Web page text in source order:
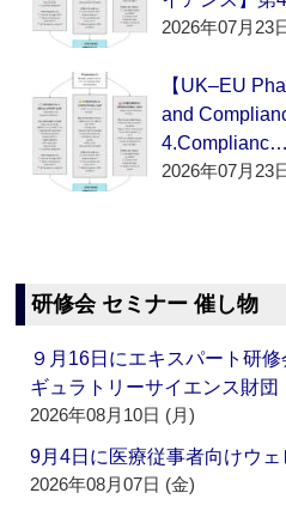
2026年07月23
【UK–EU
and
4.Complianc…
2026年07月23
研修会 セミナー 催し物
９月16日にエキスパート研
ギュラトリーサイエンス財団
2026年08月10日 (月)
9月4日に医療従事者向けウ
2026年08月07日 (金)